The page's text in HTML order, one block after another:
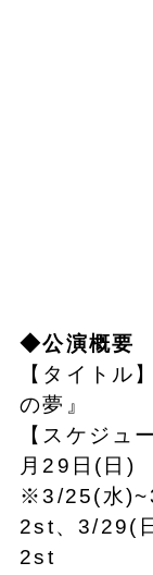
◆公演概要
【タイトル
の夢』
【スケジュ
月29日(日)
※3/25(水
2st、3/29(
2st